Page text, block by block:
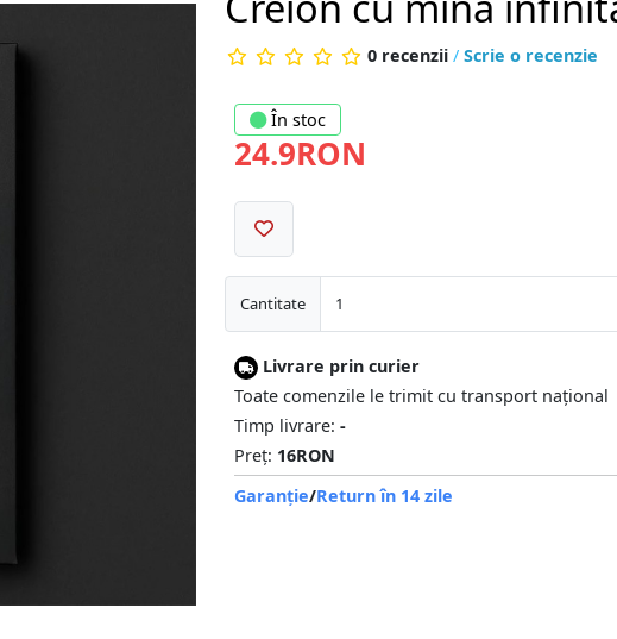
0 recenzii / Scrie o recenzie
În stoc
24.9RON
Cantitate
Livrare prin curier
Toate comenzile le trimit cu transport național
Timp livrare: -
Preț: 16RON
Garanție/Return în 14 zile